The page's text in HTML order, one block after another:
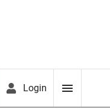
Login